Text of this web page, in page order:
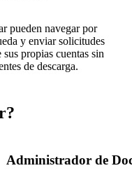
pueden navegar por
y enviar solicitudes
sus propias cuentas sin
de descarga.
Administrador de